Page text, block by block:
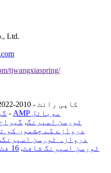
Ltd.
© کاپی رائٹ - 2010-2022: جملہ حقوق محفوظ ہیں۔
-
AMP موبائل
225 ٹورسن اسپرنگ,
دروازے کے چشموں کو
دروازہ ٹورسن
ٹورسن اسپرنگ شافٹ,